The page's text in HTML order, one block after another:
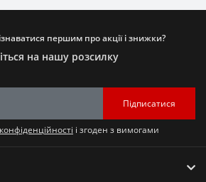
першим про акції і знижки?
на нашу розсилку
Підписатися
і згоден з вимогами